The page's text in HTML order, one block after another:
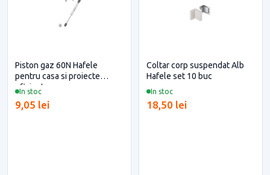
In stoc
Piston gaz 60N Hafele
pentru casa si proiecte
eficiente
9,05 lei
In stoc
Coltar corp suspendat Alb
Hafele set 10 buc
18,50 lei